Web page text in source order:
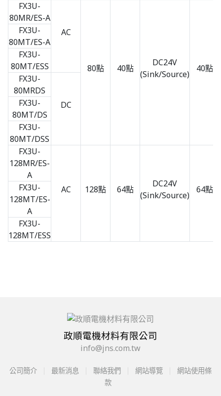
FX3U-
80MR/ES-A
AC
80點 40點
DC24V
(Sink/Source)
40點
FX3U-
80MT/ES-A
FX3U-
80MT/ESS
FX3U-
80MRDS
DC
FX3U-
80MT/DS
FX3U-
80MT/DSS
FX3U-
128MR/ES-
A
AC
128點 64點
DC24V
(Sink/Source)
64點
FX3U-
128MT/ES-
A
FX3U-
128MT/ESS
政順電機材料有限公司
info@jns.com.tw
公司簡介 最新消息 聯絡我們 網站導覽
網站使用條
款